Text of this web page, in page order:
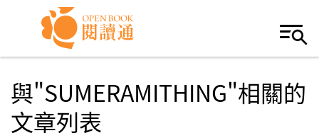
Skip to navigation
移至主內容
與"SUMERAMITHING"相關的
文章列表